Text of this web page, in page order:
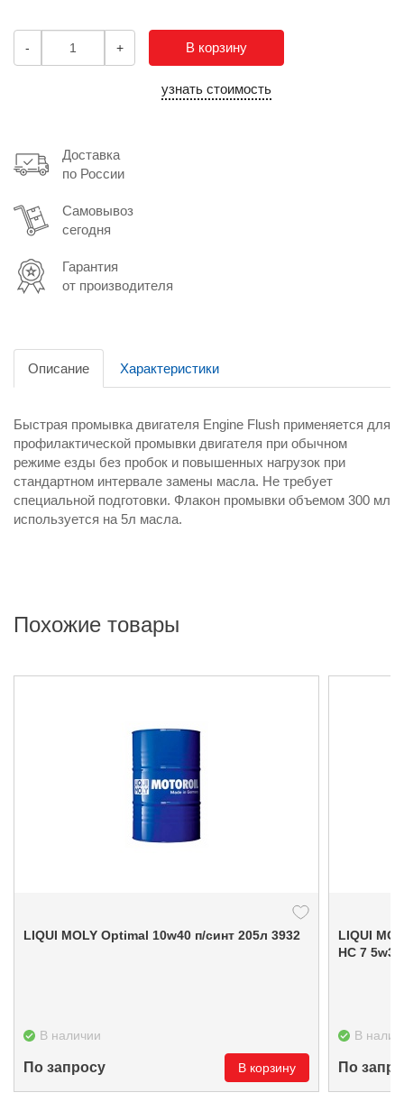
- + В корзину
узнать стоимость
Доставка
по России
Самовывоз
сегодня
Гарантия
от производителя
Описание Характеристики
Быстрая промывка двигателя Engine Flush применяется для
профилактической промывки двигателя при обычном
режиме езды без пробок и повышенных нагрузок при
стандартном интервале замены масла. Не требует
специальной подготовки. Флакон промывки объемом 300 мл
используется на 5л масла.
Похожие товары
LIQUI MOLY Optimal 10w40 п/синт 205л 3932
В наличии
По запросу В корзину
LIQUI
HC 7
В
По